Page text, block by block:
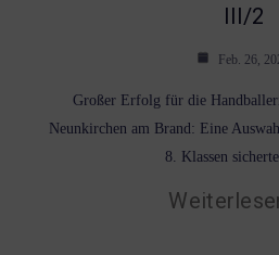
III/2
Feb. 26,
Großer Erfolg für die
Neunkirchen am Brand: Eine
8. Klassen